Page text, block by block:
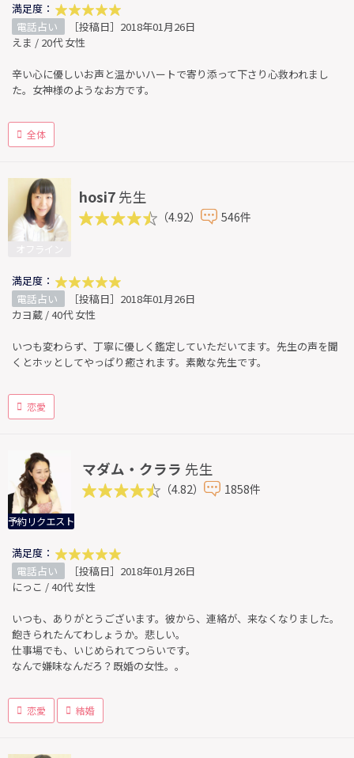
満足度：
電話占い
［投稿日］2018年01月26日
えま / 20代 女性
辛い心に優しいお声と温かいハートで寄り添って下さり心救われまし
た。女神様のようなお方です。
全体
hosi7 先生
（4.92） 546件
満足度：
電話占い
［投稿日］2018年01月26日
カヨ蔵 / 40代 女性
いつも変わらず、丁寧に優しく鑑定していただいてます。先生の声を聞
くとホッとしてやっぱり癒されます。素敵な先生です。
恋愛
予約リクエスト
マダム・クララ 先生
（4.82） 1858件
満足度：
電話占い
［投稿日］2018年01月26日
にっこ / 40代 女性
いつも、ありがとうございます。彼から、連絡が、来なくなりました。
飽きられたんてわしょうか。悲しい。
仕事場でも、いじめられてつらいです。
なんで嫌味なんだろ？既婚の女性。。
恋愛 結婚